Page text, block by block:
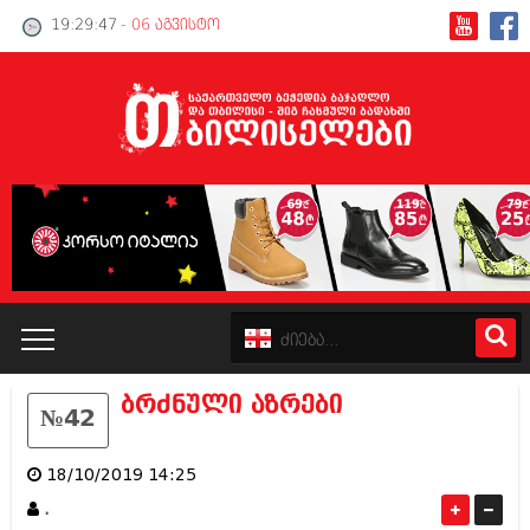
19:29:47 - 06 აგვისტო
კატალოგი
პოლიტიკა
№42
ბრძნული აზრები
18/10/2019 14:25
.